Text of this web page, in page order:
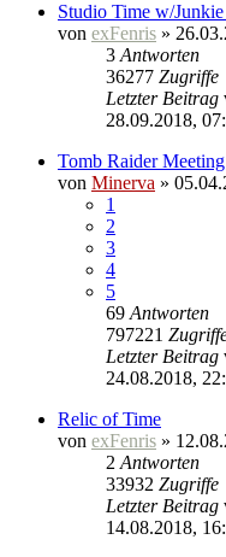
Studio Time w/
von exFenris »
3 Antworten
36277 Zugriffe
Letzter Beitrag
28.09.2018,
Tomb Raider
von Minerva »
1
2
3
4
5
69 Antworten
797221
Letzter Beitrag
24.08.2018,
Relic of Time
von exFenris »
2 Antworten
33932 Zugriffe
Letzter Beitrag
14.08.2018,